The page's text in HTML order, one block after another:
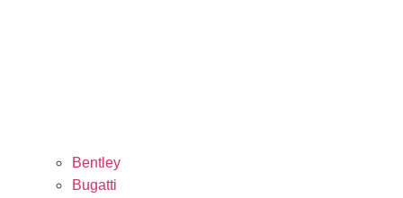
Bentley
Bugatti